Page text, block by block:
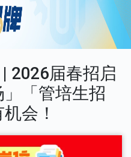
2026届春招启
「管培生招
会！